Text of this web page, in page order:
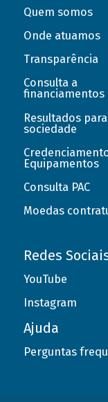
Quem somos
Onde atuamos
Transparência
Consulta a
financiamentos
Resultados
sociedade
Equipamentos
Consulta PAC
Moedas
Redes
YouTube
Instagram
Ajuda
Perguntas